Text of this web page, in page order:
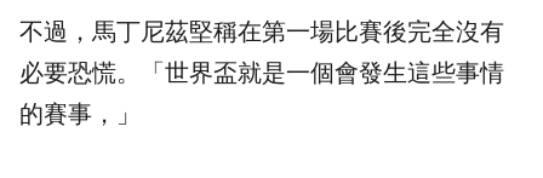
不過，馬丁尼茲堅稱在第一場比賽後完全沒有
必要恐慌。「世界盃就是一個會發生這些事情
的賽事，」